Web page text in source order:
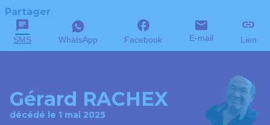
Partager
SMS WhatsApp Facebook E-mail Lien
Gérard RACHEX
décédé le 1 mai 2025